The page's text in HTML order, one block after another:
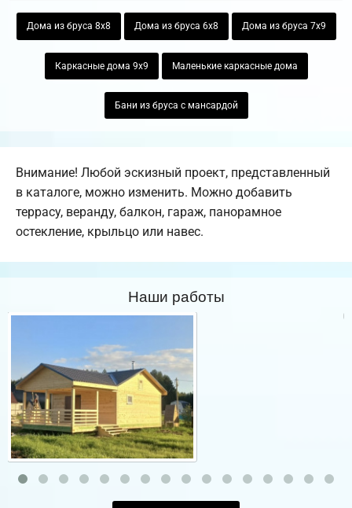
Дома из бруса 8х8 Дома из бруса 6х8 Дома из бруса 7х9
Каркасные дома 9х9 Маленькие каркасные дома
Бани из бруса с мансардой
Внимание! Любой эскизный проект, представленный
в каталоге, можно изменить. Можно добавить
террасу, веранду, балкон, гараж, панорамное
остекление, крыльцо или навес.
Наши работы